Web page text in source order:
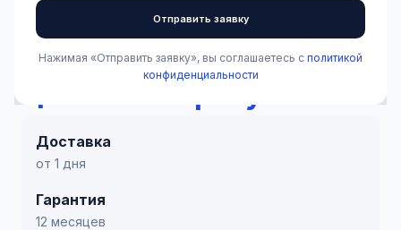
Зажим шланговый
пластиковый
2.2.4.004
Цена по запросу
Доставка
от 1 дня
Гарантия
12 месяцев
Отправить заявку
Нажимая «Отправить заявку», вы соглашаетесь с политикой
конфиденциальности